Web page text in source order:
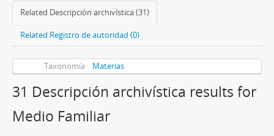
Related Descripción archivística (31)
Related Registro de autoridad (0)
Taxonomía Materias
31 Descripción archivística results for
Medio Familiar